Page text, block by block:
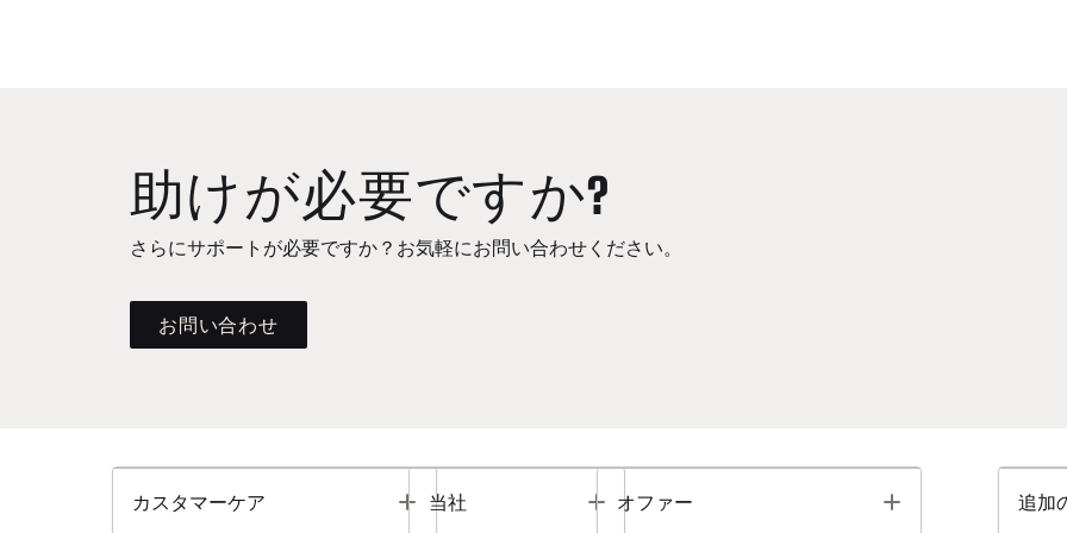
助けが必要ですか?
さらにサポートが必要ですか？お気軽にお問い合わせください。
お問い合わせ
カスタマーケア Toggle
当社 Toggle
オファー Toggle 追加